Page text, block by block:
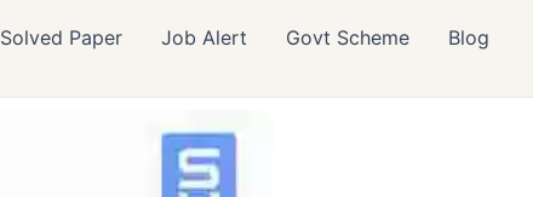
Solved Paper Job Alert Govt Scheme Blog